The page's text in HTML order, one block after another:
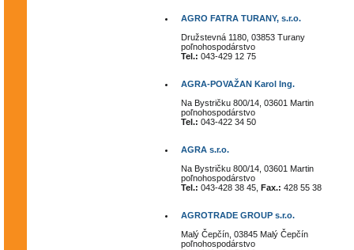
AGRO FATRA TURANY, s.r.o.
Družstevná 1180, 03853 Turany
poľnohospodárstvo
Tel.: 043-429 12 75
AGRA-POVAŽAN Karol Ing.
Na Bystričku 800/14, 03601 Martin
poľnohospodárstvo
Tel.: 043-422 34 50
AGRA s.r.o.
Na Bystričku 800/14, 03601 Martin
poľnohospodárstvo
Tel.: 043-428 38 45, Fax.: 428 55 38
AGROTRADE GROUP s.r.o.
Malý Čepčín, 03845 Malý Čepčín
poľnohospodárstvo